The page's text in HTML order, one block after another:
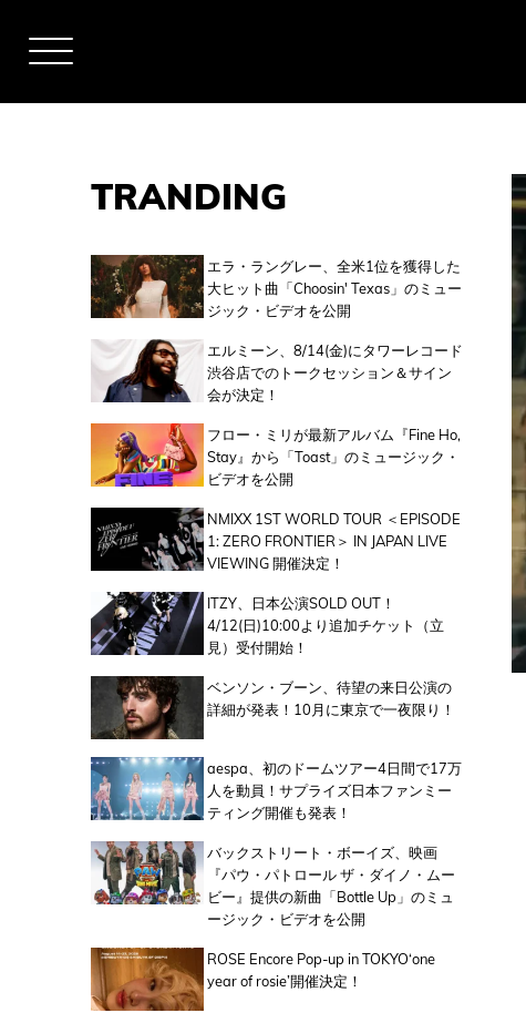
TRANDING
エラ・ラングレー、全米1位を獲得した
大ヒット曲「Choosin' Texas」のミュー
ジック・ビデオを公開
エルミーン、8/14(金)にタワーレコード
渋谷店でのトークセッション＆サイン
会が決定！
フロー・ミリが最新アルバム『Fine Ho,
Stay』から「Toast」のミュージック・
ビデオを公開
NMIXX 1ST WORLD TOUR ＜EPISODE
1: ZERO FRONTIER＞ IN JAPAN LIVE
VIEWING 開催決定！
ITZY、日本公演SOLD OUT！
4/12(日)10:00より追加チケット（立
見）受付開始！
ベンソン・ブーン、待望の来日公演の
詳細が発表！10月に東京で一夜限り！
aespa、初のドームツアー4日間で17万
人を動員！サプライズ日本ファンミー
ティング開催も発表！
バックストリート・ボーイズ、映画
『パウ・パトロール ザ・ダイノ・ムー
ビー』提供の新曲「Bottle Up」のミュ
ージック・ビデオを公開
ROSE Encore Pop-up in TOKYO‘one
year of rosie’開催決定！